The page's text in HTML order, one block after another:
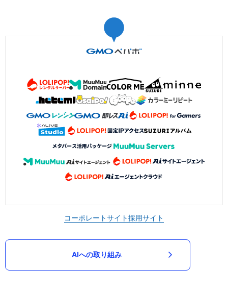
コーポレートサイト採用サイト
AIへの取り組み